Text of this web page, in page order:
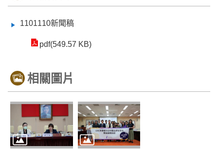
1101110新聞稿
pdf(549.57 KB)
相關圖片